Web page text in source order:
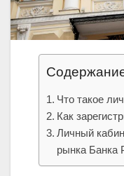
Что такое
Как
Личный
рынка Банка